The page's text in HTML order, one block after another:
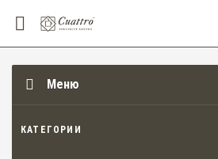
Меню
КАТЕГОРИИ